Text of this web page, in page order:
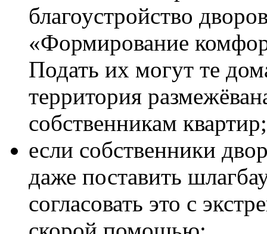
благоустройство
«Формирование
Подать их могут те
территория
собственникам квартир;
если собственники
даже поставить
согласовать это с